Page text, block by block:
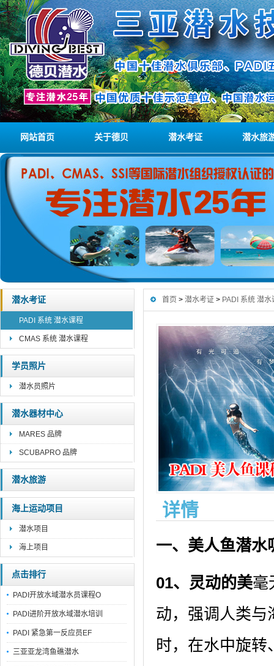
网站首页 关于德贝 潜水考证 潜水旅
潜水考证
PADI 系统 潜水课程
CMAS 系统 潜水课程
学员照片
潜水员照片
潜水器材中心
MARES 品牌
SCUBAPRO 品牌
潜水旅游
海上运动项目
潜水项目
海上项目
点击排行
PADI开放水域潜水员课程O
PADI进阶开放水域潜水培训
PADI 紧急第一反应员EF
三亚亚龙湾鱼礁潜水
首页 > 潜水考证 > PADI 系统 潜水
详情
一、 美人鱼潜水
01、 灵动的美毫
动，强调人类与
时，在水中旋转